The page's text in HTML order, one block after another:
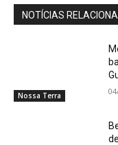
NOTÍCIAS
Nossa Terra